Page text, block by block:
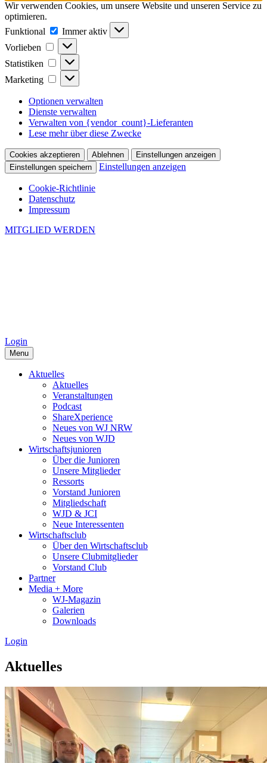
Wir verwenden Cookies, um unsere Website und unseren Service zu
optimieren.
Funktional
Funktional
Immer aktiv
Vorlieben
Vorlieben
Statistiken Statistiken
Marketing Marketing
Optionen verwalten
Dienste verwalten
Verwalten von {vendor_count}-Lieferanten
Lese mehr über diese Zwecke
Cookies akzeptieren Ablehnen
Einstellungen anzeigen
Einstellungen speichern
Einstellungen anzeigen
Cookie-Richtlinie
Datenschutz
Impressum
MITGLIED WERDEN
Login
Menu
Aktuelles
Aktuelles
Veranstaltungen
Podcast
ShareXperience
Neues von WJ NRW
Neues von WJD
Wirtschaftsjunioren
Über die Junioren
Unsere Mitglieder
Ressorts
Vorstand Junioren
Mitgliedschaft
WJD & JCI
Neue Interessenten
Wirtschaftsclub
Über den Wirtschaftsclub
Unsere Clubmitglieder
Vorstand Club
Partner
Media + More
WJ-Magazin
Galerien
Downloads
Login
Aktuelles